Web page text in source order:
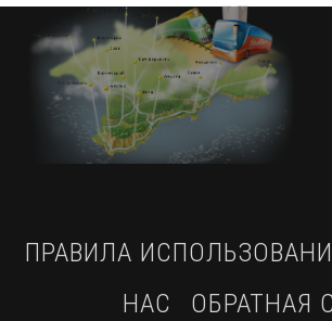
ПРАВИЛА
НАС
ОБРАТНАЯ